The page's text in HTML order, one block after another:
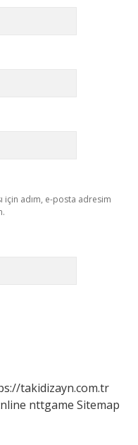
için adım, e-posta adresim
takidizayn.com.tr
nttgame Sitemap